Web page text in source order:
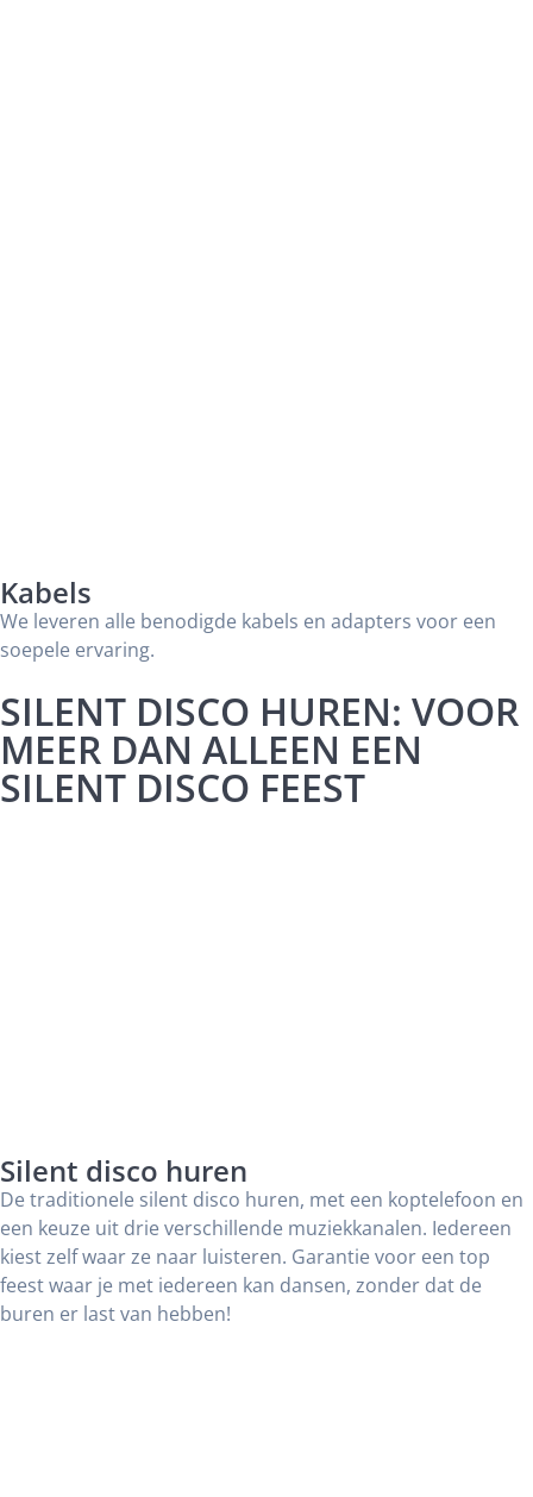
Kabels
We leveren alle benodigde kabels en adapters voor een
soepele ervaring.
SILENT DISCO HUREN: VOOR
MEER DAN ALLEEN EEN
SILENT DISCO FEEST
Silent disco huren
De traditionele silent disco huren, met een koptelefoon en
een keuze uit drie verschillende muziekkanalen. Iedereen
kiest zelf waar ze naar luisteren. Garantie voor een top
feest waar je met iedereen kan dansen, zonder dat de
buren er last van hebben!